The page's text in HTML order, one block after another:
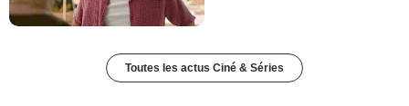
Toutes les actus Ciné & Séries